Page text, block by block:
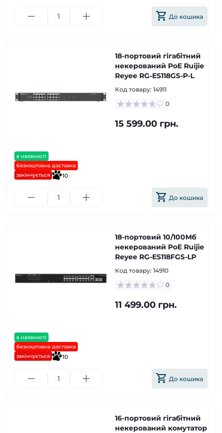
До кошика
в наявності
безкоштовна доставка
закінчується
10
18-портовий гігабітний
некерований PoE Ruijie
Reyee RG-ES118GS-P-L
Код товару: 14911
0
15 599.00 грн.
До кошика
в наявності
безкоштовна доставка
закінчується
10
18-портовий 10/100Мб
некерований PoE Ruijie
Reyee RG-ES118FGS-LP
Код товару: 14910
0
11 499.00 грн.
До кошика
16-портовий гігабітний
некерований комутатор